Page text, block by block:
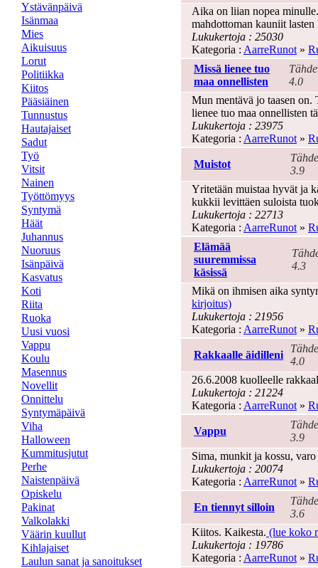
Ystävänpäivä
Isänmaa
Mies
Aikuisuus
Lorut
Politiikka
Kiitos
Pääsiäinen
Tunnustus
Hautajaiset
Sadut
Työ
Vitsit
Nainen
Työttömyys
Syntymä
Häät
Juhannus
Nuoruus
Isänpäivä
Kasvatus
Koti
Riita
Ruoka
Uusi vuosi
Vappu
Koulu
Masennus
Novellit
Onnittelu
Syntymäpäivä
Viha
Halloween
Kummitusjutut
Perhe
Naistenpäivä
Opiskelu
Pakinat
Valkolakki
Väärin kuullut
Kihlajaiset
Laulun sanat ja sanoitukset
Aika on liian nopea
mahdottoman kauniit
Lukukertoja : 25030
Kategoria : AarreRunot »
Missä lienee tuo
maa onnellisten
4.0
Mun mentävä jo taasen on.
lienee tuo maa onnellisten
Lukukertoja : 23975
Kategoria : AarreRunot »
Muistot
3.9
Yritetään muistaa hyvät ja
kukkii levittäen suloista
Lukukertoja : 22713
Kategoria : AarreRunot »
Elämää
suuremmissa
käsissä
4.3
Mikä on ihmisen aika
kirjoitus)
Lukukertoja : 21956
Kategoria : AarreRunot »
Rakkaalle äidilleni
4.0
26.6.2008 kuolleelle
Lukukertoja : 21224
Kategoria : AarreRunot »
Vappu
3.9
Sima, munkit ja kossu,
Lukukertoja : 20074
Kategoria : AarreRunot »
En tiennyt silloin
3.6
Kiitos. Kaikesta. (lue koko
Lukukertoja : 19786
Kategoria : AarreRunot »